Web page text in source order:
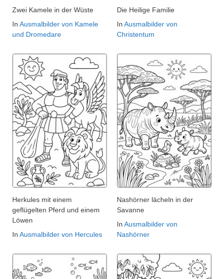
Zwei Kamele in der Wüste
In Ausmalbilder von Kamele
und Dromedare
Die Heilige Familie
In Ausmalbilder von
Christentum
Herkules mit einem
geflügelten Pferd und einem
Löwen
In Ausmalbilder von Hercules
Nashörner lächeln in der
Savanne
In Ausmalbilder von
Nashörner